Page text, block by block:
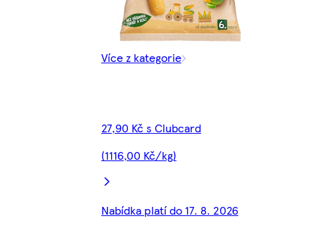
Více z kategorie
27,90 Kč s Clubcard
(1116,00 Kč/kg)
Nabídka platí do 17. 8. 2026